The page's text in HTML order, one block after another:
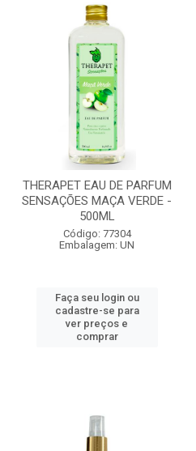
THERAPET EAU DE PARFUM
SENSAÇÕES MAÇA VERDE -
500ML
Código: 77304
Embalagem: UN
Faça seu login ou
cadastre-se para
ver preços e
comprar